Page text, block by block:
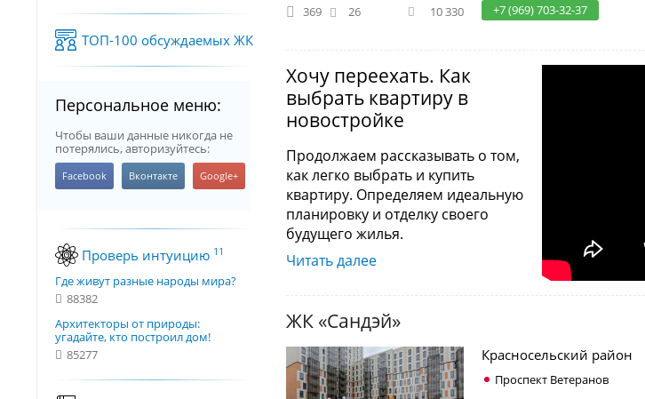
ТОП-100 обсуждаемых ЖК
Персональное меню:
Чтобы ваши данные никогда не
потерялись, авторизуйтесь:
Проверь интуицию 11
Где живут разные народы мира?
88382
Архитекторы от природы:
угадайте, кто построил дом!
85277
10 330
369 26
+7 (969) 703-32-37
Хочу переехать. Как
выбрать квартиру в
новостройке
Продолжаем рассказывать о том,
как легко выбрать и купить
квартиру. Определяем идеальную
планировку и отделку своего
будущего жилья.
Читать далее
ЖК «Сандэй»
Красносельский район
Проспект Ветеранов